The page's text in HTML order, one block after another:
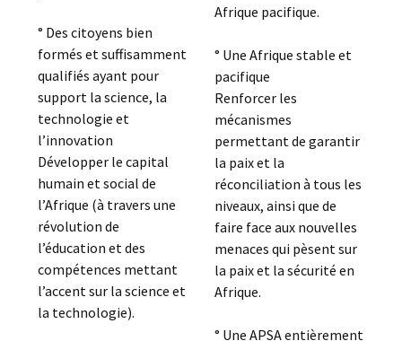
° Des citoyens bien
formés et suffisamment
qualifiés ayant pour
support la science, la
technologie et
l’innovation
Développer le capital
humain et social de
l’Afrique (à travers une
révolution de
l’éducation et des
compétences mettant
l’accent sur la science et
la technologie).
Afrique pacifique.
° Une Afrique stable et
pacifique
Renforcer les
mécanismes
permettant de garantir
la paix et la
réconciliation à tous les
niveaux, ainsi que de
faire face aux nouvelles
menaces qui pèsent sur
la paix et la sécurité en
Afrique.
° Une APSA entièrement